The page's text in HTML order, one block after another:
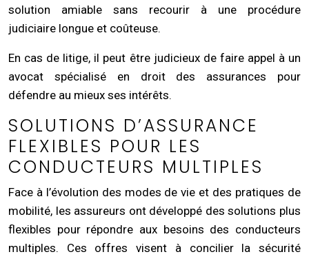
solution amiable sans recourir à une procédure
judiciaire longue et coûteuse.
En cas de litige, il peut être judicieux de faire appel à un
avocat spécialisé en droit des assurances pour
défendre au mieux ses intérêts.
SOLUTIONS D’ASSURANCE
FLEXIBLES POUR LES
CONDUCTEURS MULTIPLES
Face à l’évolution des modes de vie et des pratiques de
mobilité, les assureurs ont développé des solutions plus
flexibles pour répondre aux besoins des conducteurs
multiples. Ces offres visent à concilier la sécurité